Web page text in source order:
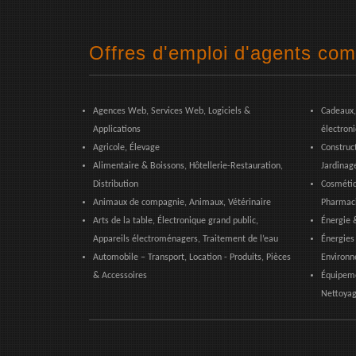
Offres d'emploi d'agents
Agences Web, Services Web, Logiciels &
Applications
Agricole, Élevage
Alimentaire & Boissons, Hôtellerie-Restauration,
Distribution
Animaux de compagnie, Animaux, Vétérinaire
Arts de la table, Électronique grand public,
Appareils électroménagers, Traitement de l’eau
Automobile – Transport, Location - Produits, Pièces
& Accessoires
Énergie